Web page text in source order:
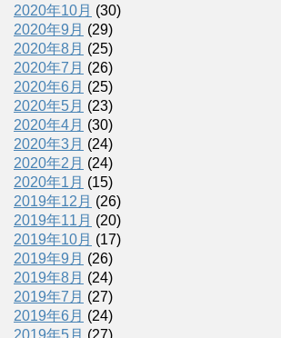
2020年10月 (30)
2020年9月 (29)
2020年8月 (25)
2020年7月 (26)
2020年6月 (25)
2020年5月 (23)
2020年4月 (30)
2020年3月 (24)
2020年2月 (24)
2020年1月 (15)
2019年12月 (26)
2019年11月 (20)
2019年10月 (17)
2019年9月 (26)
2019年8月 (24)
2019年7月 (27)
2019年6月 (24)
2019年5月 (27)